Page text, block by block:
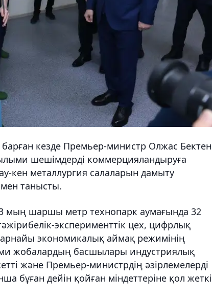
кезде Премьер-министр Олжас
шешімдерді коммерцияландыруға
кен металлургия салаларын дамыту
танысты.
мың шаршы метр технопарк аумағында 32
эксперименттік цех, цифрлық
арнайы экономикалық аймақ режимінің
жобалардың басшылары индустриялық
және Премьер-министрдің әзірлемелерді
бұған дейін қойған міндеттеріне қол